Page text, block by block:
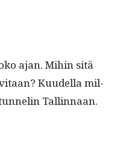
ajan. Mihin sitä
Kuudel­la mil­
Tallinnaan.